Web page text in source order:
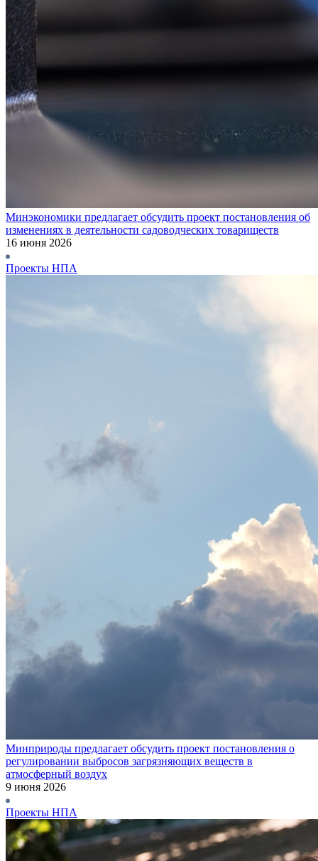
Минэкономики предлагает обсудить проект постановления об
изменениях в деятельности садоводческих товариществ
16 июня 2026
Проекты НПА
Минприроды предлагает обсудить проект постановления о
регулировании выбросов загрязняющих веществ в
атмосферный воздух
9 июня 2026
Проекты НПА